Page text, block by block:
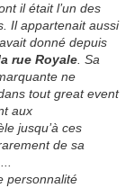
il était l’un des
Il appartenait aussi
donné depuis
rue Royale . Sa
ne
tout great event
aux
jusqu’à ces
de sa
personnalité